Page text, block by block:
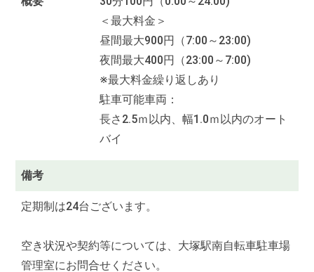
＜最大料金＞
昼間最大900円（7:00～23:00)
夜間最大400円（23:00～7:00)
※最大料金繰り返しあり
駐車可能車両：
長さ2.5ｍ以内、幅1.0ｍ以内のオート
バイ
備考
定期制は24台ございます。
空き状況や契約等については、大塚駅南自転車駐車場
管理室にお問合せください。